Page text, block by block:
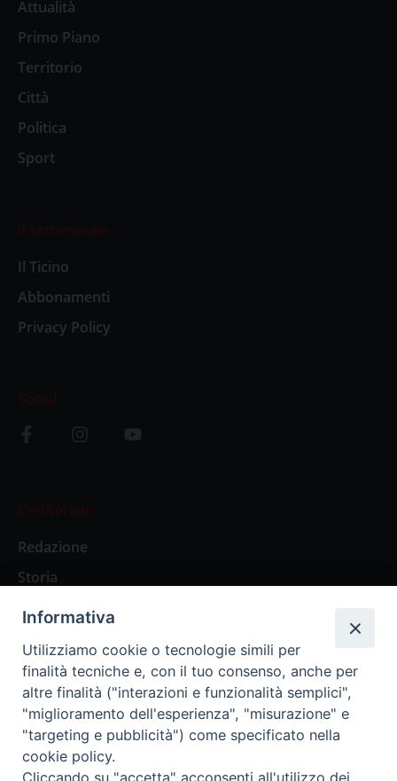
Attualità
Primo Piano
Territorio
Città
Politica
Sport
Il settimanale
Il Ticino
Abbonamenti
Privacy Policy
Social
L’editoriale
Redazione
Storia
Abbonamenti
Abbonamento Annuale Digitale
Abbonamento Annuale Cartaceo
Abbonamento Singola Copia Digitale
Informativa
Utilizziamo cookie o tecnologie simili per
finalità tecniche e, con il tuo consenso, anche per
altre finalità ("interazioni e funzionalità semplici",
"miglioramento dell'esperienza", "misurazione" e
"targeting e pubblicità") come specificato nella
cookie policy.